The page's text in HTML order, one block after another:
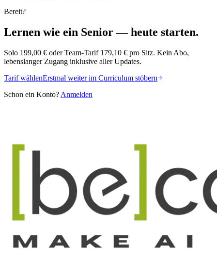
Bereit?
Lernen wie ein Senior — heute starten.
Solo 199,00 € oder Team-Tarif 179,10 € pro Sitz. Kein Abo,
lebenslanger Zugang inklusive aller Updates.
Tarif wählenErstmal weiter im Curriculum stöbern
Schon ein Konto? Anmelden